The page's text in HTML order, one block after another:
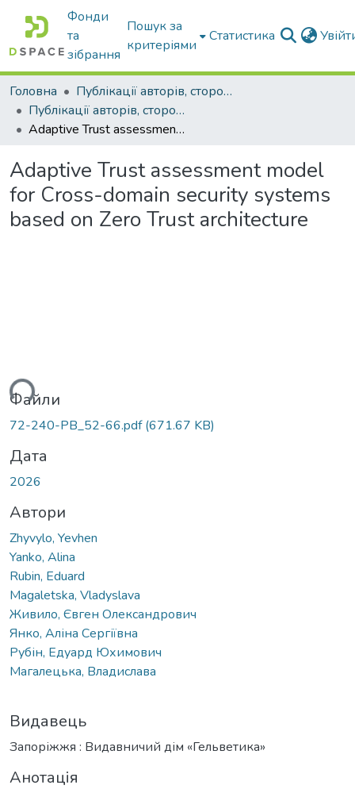
Фонди
та
зібрання
Пошук за
критеріями
Статистика
Головна
Публікації авторів, сторонніх університету
Публікації авторів, сторонніх університету
Adaptive Trust assessment model for Cross-domain security systems based on Zero Trust architecture
Adaptive Trust assessment model
for Cross-domain security systems
based on Zero Trust architecture
Файли
72-240-PB_52-66.pdf(671.67 KB)
Дата
2026
Автори
Zhyvylo, Yevhen
Yanko, Alina
Rubin, Eduard
Magaletska, Vladyslava
Живило, Євген Олександрович
Янко, Аліна Сергіївна
Рубін, Едуард Юхимович
Магалецька, Владислава
Видавець
Запоріжжя : Видавничий дім «Гельветика»
Анотація